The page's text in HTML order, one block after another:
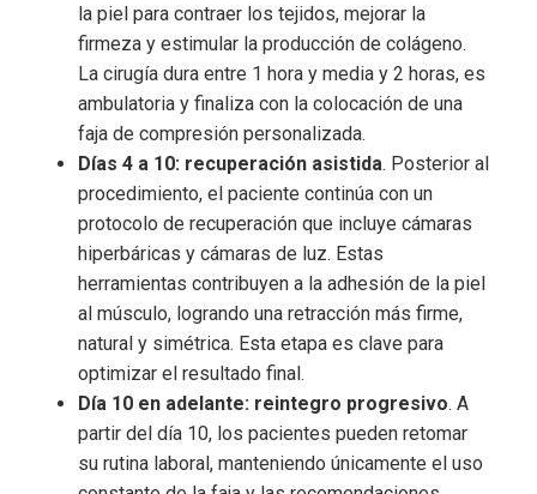
la piel para contraer los tejidos, mejorar la
firmeza y estimular la producción de colágeno.
La cirugía dura entre 1 hora y media y 2 horas, es
ambulatoria y finaliza con la colocación de una
faja de compresión personalizada.
Días 4 a 10: recuperación asistida. Posterior al
procedimiento, el paciente continúa con un
protocolo de recuperación que incluye cámaras
hiperbáricas y cámaras de luz. Estas
herramientas contribuyen a la adhesión de la piel
al músculo, logrando una retracción más firme,
natural y simétrica. Esta etapa es clave para
optimizar el resultado final.
Día 10 en adelante: reintegro progresivo. A
partir del día 10, los pacientes pueden retomar
su rutina laboral, manteniendo únicamente el uso